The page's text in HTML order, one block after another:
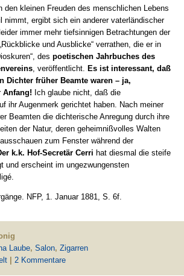
den kleinen Freuden des menschlichen Lebens
nimmt, ergibt sich ein anderer vaterländischer
immer mehr tiefsinnigen Betrachtungen der
und Ausblicke“ verrathen, die er in
des poetischen Jahrbuches des
, veröffentlicht. Es ist interessant, daß
Dichter früher Beamte waren – ja,
Anfang! Ich glaube nicht, daß die
ihr Augenmerk gerichtet haben. Nach meiner
Beamten die dichterische Anregung durch ihre
der Natur, deren geheimnißvolles Walten
zum Fenster während der
k.k. Hof-Secretär Cerri hat diesmal die steife
und erscheint im ungezwungensten
NFP, 1. Januar 1881, S. 6f.
Laube, Salon, Zigarren
2 Kommentare